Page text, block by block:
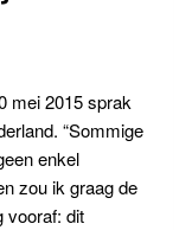
mei 2015 sprak
“Sommige
enkel
zou ik graag de
vooraf: dit